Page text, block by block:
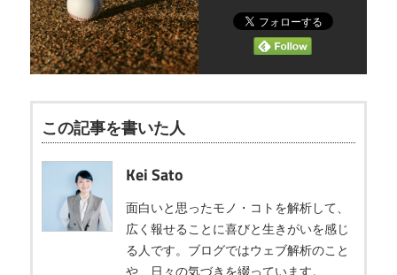
この記事を書いた人
Kei Sato
面白いと思ったモノ・コトを解析して、
広く報せることに喜びと生きがいを感じ
る人です。ブログではウェブ解析のこと
や、日々の気づきを綴っています。